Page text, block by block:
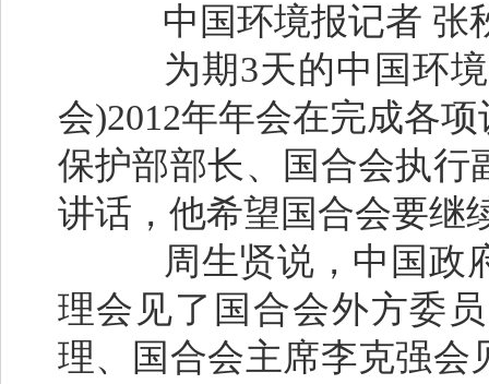
中国环境报记者 张
为期3天的中国环境
会)2012年年会在完成各
保护部部长、国合会执行
讲话，他希望国合会要继
周生贤说，中国政府
理会见了国合会外方委
理、国合会主席李克强会